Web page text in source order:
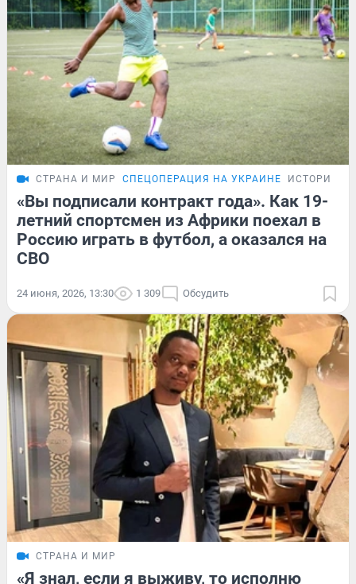
СТРАНА И МИР СПЕЦОПЕРАЦИЯ НА УКРАИНЕ ИСТОРИИ
«Вы подписали контракт года». Как 19-
летний спортсмен из Африки поехал в
Россию играть в футбол, а оказался на
СВО
24 июня, 2026, 13:30 1 309 Обсудить
СТРАНА И МИР
«Я знал, если я выживу, то исполню